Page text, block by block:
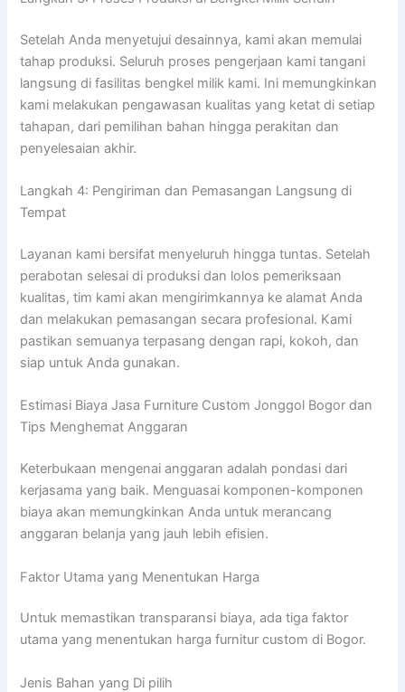
Setelah Anda menyetujui desainnya, kami akan memulai
tahap produksi. Seluruh proses pengerjaan kami tangani
langsung di fasilitas bengkel milik kami. Ini memungkinkan
kami melakukan pengawasan kualitas yang ketat di setiap
tahapan, dari pemilihan bahan hingga perakitan dan
penyelesaian akhir.
Langkah 4: Pengiriman dan Pemasangan Langsung di
Tempat
Layanan kami bersifat menyeluruh hingga tuntas. Setelah
perabotan selesai di produksi dan lolos pemeriksaan
kualitas, tim kami akan mengirimkannya ke alamat Anda
dan melakukan pemasangan secara profesional. Kami
pastikan semuanya terpasang dengan rapi, kokoh, dan
siap untuk Anda gunakan.
Estimasi Biaya Jasa Furniture Custom Jonggol Bogor dan
Tips Menghemat Anggaran
Keterbukaan mengenai anggaran adalah pondasi dari
kerjasama yang baik. Menguasai komponen-komponen
biaya akan memungkinkan Anda untuk merancang
anggaran belanja yang jauh lebih efisien.
Faktor Utama yang Menentukan Harga
Untuk memastikan transparansi biaya, ada tiga faktor
utama yang menentukan harga furnitur custom di Bogor.
Jenis Bahan yang Di pilih